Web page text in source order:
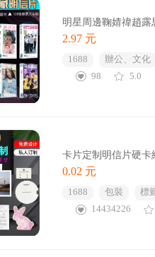
明星周邊鞠婧禕趙露
2.97 元
1688 辦公、文化
98
5.0
卡片定制明信片硬卡
0.02 元
1688 包裝 標
14434226